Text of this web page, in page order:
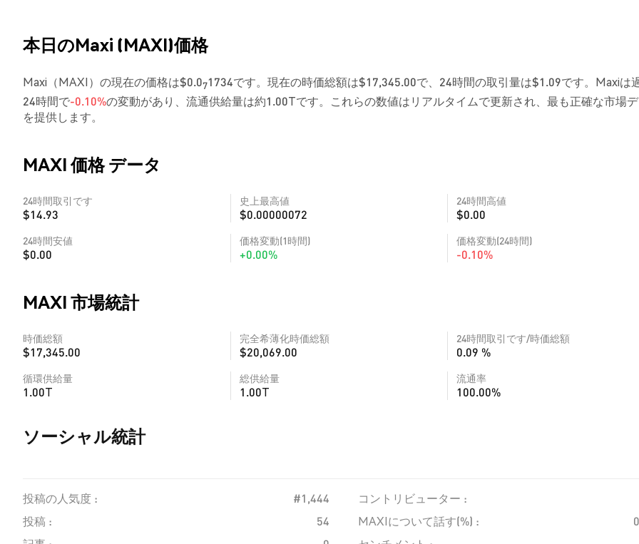
本日のMaxi (MAXI)価格
Maxi（MAXI）の現在の価格は$0.071734です。現在の時価総額は$17,345.00で、24時間の取引量は$1.09です。Maxiは
24時間で-0.10%の変動があり、流通供給量は約1.00Tです。これらの数値はリアルタイムで更新され、最も正確な市場
を提供します。
MAXI 価格 データ
24時間取引です
$14.93
史上最高値
$0.00000072
24時間高値
$0.00
24時間安値
$0.00
価格変動(1時間)
+0.00%
価格変動(24時間)
-0.10%
MAXI 市場統計
時価総額
$17,345.00
完全希薄化時価総額
$20,069.00
24時間取引です/時価総額
0.09 %
循環供給量
1.00T
総供給量
1.00T
流通率
100.00%
ソーシャル統計
投稿の人気度 : #1,444 コントリビューター :
投稿 :
54 MAXIについて話す(%) :